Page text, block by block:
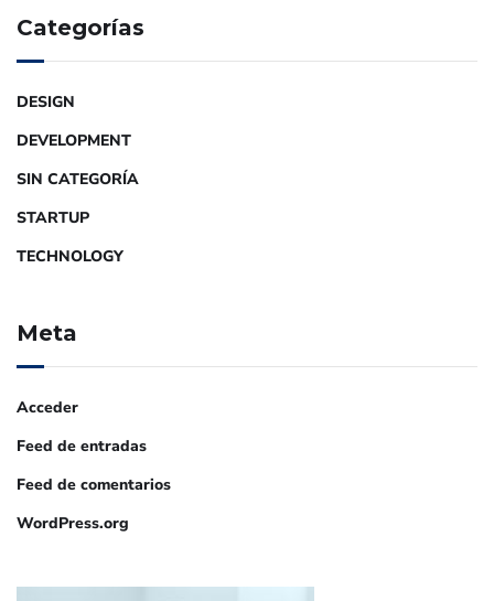
Categorías
DESIGN
DEVELOPMENT
SIN CATEGORÍA
STARTUP
TECHNOLOGY
Meta
Acceder
Feed de entradas
Feed de comentarios
WordPress.org